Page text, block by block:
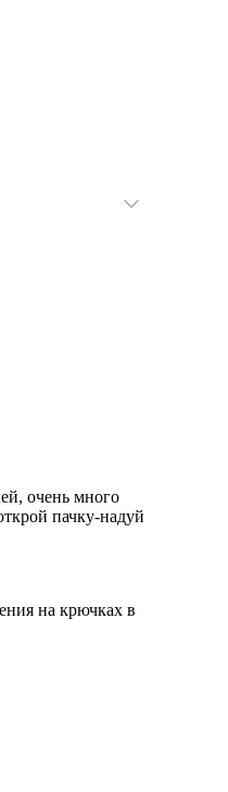
очень много
пачку-надуй
на крючках в